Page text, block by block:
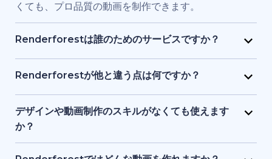
くても、プロ品質の動画を制作できます。
Renderforestは誰のためのサービスですか？
Renderforest は、高品質の動画を素早く必要とする
個人やチーム向けに構築されています。マーケティン
ム、フリーランサー、コンテンツクリエイターなど
が、フル制作チームを雇わずに、ブランド用、研修
用、またはプロモーション用の動画を制作するために
Renderforestが他と違う点は何ですか？
Renderforestは複数のAIと動画生成モデルを1つのプ
ラットフォームに統合しています。ユーザーは、テキ
ストから動画生成、ストック素材ベースの動画、AI 生
作成・編集・書き出しが可能です。テンプレート、AI
デザインや動画制作のスキルがなくても使えます
か？
はい、使えます。Renderforestには1,200点以上のテ